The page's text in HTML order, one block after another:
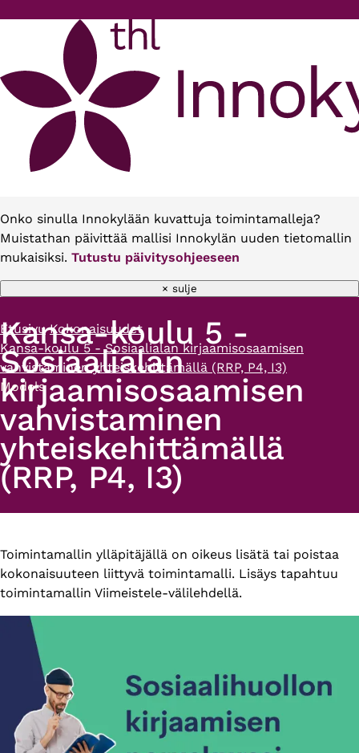
Onko sinulla Innokylään kuvattuja toimintamalleja?
Muistathan päivittää mallisi Innokylän uuden tietomallin
mukaisiksi. Tutustu päivitysohjeeseen
× sulje
Murupolku
Etusivu Kokonaisuudet
Kansa-koulu 5 - Sosiaalialan kirjaamisosaamisen
vahvistaminen yhteiskehittämällä (RRP, P4, I3)
Models
Kansa-koulu 5 -
Sosiaalialan
kirjaamisosaamisen
vahvistaminen
yhteiskehittämällä
(RRP, P4, I3)
Primary
tabs
Toimintamallin ylläpitäjällä on oikeus lisätä tai poistaa
kokonaisuuteen liittyvä toimintamalli. Lisäys tapahtuu
toimintamallin Viimeistele-välilehdellä.